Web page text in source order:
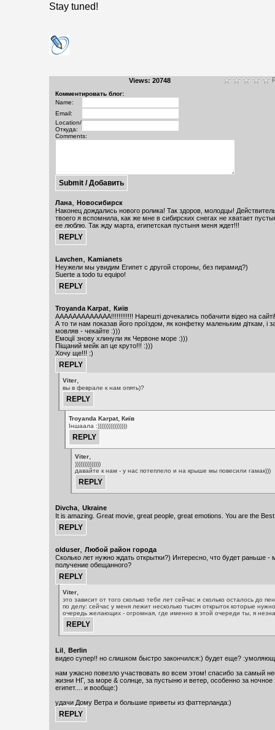
Stay tuned!
Views: 20748
Комментировать блог:
Name:
Email:
Location/
Откуда:
Comments:
Лана, Новосибирск
Наконец дождались нового ролика! Так здоров, молодцы!
твоего я вспомнила, как же мне в сибирских снегах не хватает
ее люблю. Так жду марта, египетская пустыня меня ждет!!!
Lavchen, Kamianets
Неужели мы увидим Египет с другой стороны, без пирамид?)
Suerte a todo tu equipo!
Troyanda Karpat, Київ
ААААААААААААА!!!!!!!!!!!! Нарешті дочекались побачити відео на
А то ти нам показав його проїздом, як конфетку маленьким діткам, і
мовляв - чекайте :)))
Емоції знову хлинули як Червоне море :)))
Піщаний мейк ап це круто!!! :)))
Хочу ще!!! :)
Viter,
вы в феврале к нам опять)?
Troyanda Karpat, Київ
Іншаала :))))))))))))))))
Viter,
))))))))))))))
давайте к нам - у нас потеплело и на крыше мы повесили гамак)))
Divcha, Ukraine
It is amazing. Great movie, great people, great emotions. You are the
olduser, Любой район города
Сколько лет нужно ждать открытки?) Интересно, что будет раньше -
получение обещанного?
Viter,
это зависит от того сколько тебе лет сейчас и сколько осталось до
по делу: сейчас у меня лежит несколько тысяч открыток которые
очередь желающих - огромная, где именно в этой очереди ты, я
Lil, Berlin
видео супер!! но слишком быстро закончился:) будет еще?
нам ужасно повезло участвовать во всем этом! спасибо за самый
жизни НГ, за море & солнце, за пустыню и ветер, особенно за ночное
египет.... и вообще:)
удачи Дому Ветра и большие приветы из фаттерланда:)